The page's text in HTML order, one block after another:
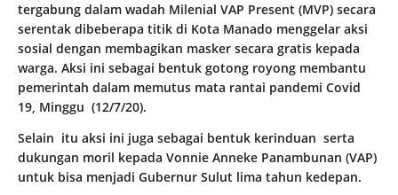
tergabung dalam wadah Milenial VAP Present (MVP) secara
serentak dibeberapa titik di Kota Manado menggelar aksi
sosial dengan membagikan masker secara gratis kepada
warga. Aksi ini sebagai bentuk gotong royong membantu
pemerintah dalam memutus mata rantai pandemi Covid
19, Minggu (12/7/20).
Selain itu aksi ini juga sebagai bentuk kerinduan serta
dukungan moril kepada Vonnie Anneke Panambunan (VAP)
untuk bisa menjadi Gubernur Sulut lima tahun kedepan.